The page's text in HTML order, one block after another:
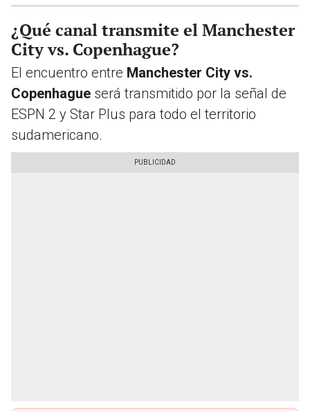
¿Qué canal transmite el Manchester
City vs. Copenhague?
El encuentro entre Manchester City vs.
Copenhague será transmitido por la señal de
ESPN 2 y Star Plus para todo el territorio
sudamericano.